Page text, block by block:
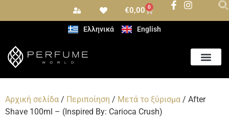
€0,00 0
Ελληνικά English
Αρχική σελίδα / Περιποίηση / Μετά το ξύρισμα / After
Shave 100ml – (Inspired By: Carioca Crush)